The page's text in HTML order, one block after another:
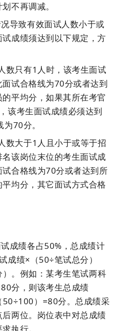
不再调减。
导致有效面试人数小于或
成绩须达到以下规定，方
数只有1人时，该考生面试
试合格线为70分或者达到
平均分，如果其所在考官
该考生面试成绩必须达到
70分。
数大于1人且小于或等于招
该岗位末位的考生面试成
合格线为70分或者达到所
均分，其它面试方式合格
成绩各占50%，总成绩计
成绩×（50÷笔试总分）
。例如：某考生笔试两科
分，则该考生总成绩
）=80分。总成绩采
两位。岗位表中对总成绩